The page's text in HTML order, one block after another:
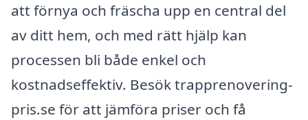
att förnya och fräscha upp en central del
av ditt hem, och med rätt hjälp kan
processen bli både enkel och
kostnadseffektiv. Besök trapprenovering-
pris.se för att jämföra priser och få